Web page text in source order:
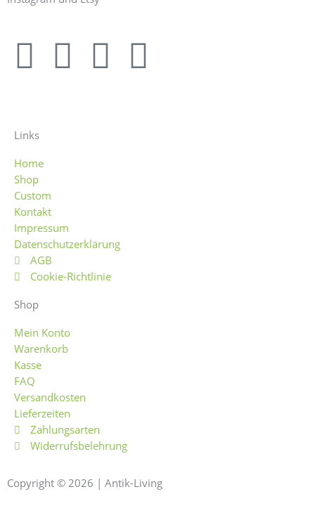
F
c
e
b
o
o
k
-
f
I
g
r
m
E E
Links
Home
Shop
Custom
Kontakt
Impressum
Datenschutzerklärung
AGB
Cookie-Richtlinie
Shop
Mein Konto
Warenkorb
Kasse
FAQ
Versandkosten
Lieferzeiten
Zahlungsarten
Widerrufsbelehrung
Copyright © 2026 | Antik-Living